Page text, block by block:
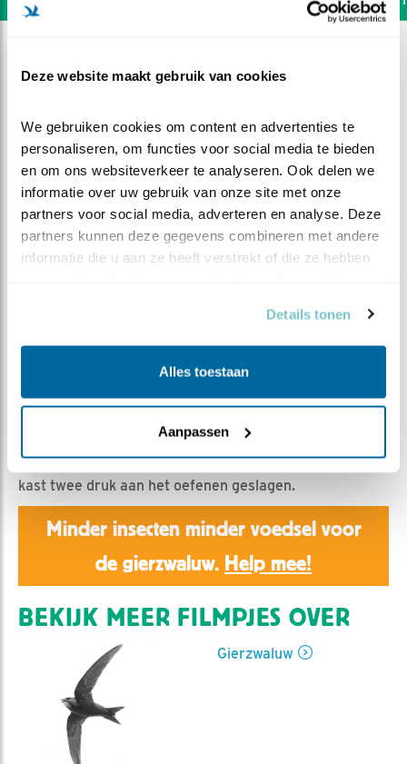
Deze website maakt gebruik van cookies
We gebruiken cookies om content en advertenties te
personaliseren, om functies voor social media te bieden
en om ons websiteverkeer te analyseren. Ook delen we
informatie over uw gebruik van onze site met onze
partners voor social media, adverteren en analyse. Deze
partners kunnen deze gegevens combineren met andere
informatie die u aan ze heeft verstrekt of die ze hebben
Details tonen
Alles toestaan
Aanpassen
HannahK | Geplaatst op 29 juni 2026, 19:26 |
Vind ik
Bewaar dit filmpje|
133x
Nu het eindelijk een klein beetje koeler is, is het jong in
kast twee druk aan het oefenen geslagen.
Minder insecten minder voedsel voor
de gierzwaluw. Help mee!
BEKIJK MEER FILMPJES OVER
Gierzwaluw